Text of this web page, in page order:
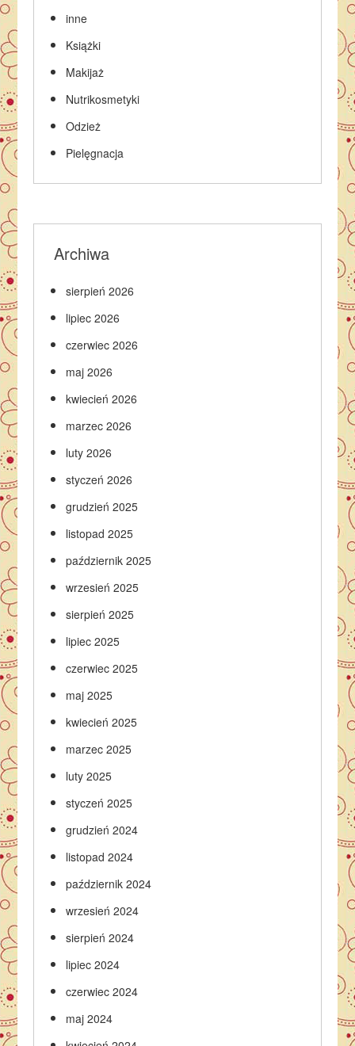
inne
Książki
Makijaż
Nutrikosmetyki
Odzież
Pielęgnacja
Archiwa
sierpień 2026
lipiec 2026
czerwiec 2026
maj 2026
kwiecień 2026
marzec 2026
luty 2026
styczeń 2026
grudzień 2025
listopad 2025
październik 2025
wrzesień 2025
sierpień 2025
lipiec 2025
czerwiec 2025
maj 2025
kwiecień 2025
marzec 2025
luty 2025
styczeń 2025
grudzień 2024
listopad 2024
październik 2024
wrzesień 2024
sierpień 2024
lipiec 2024
czerwiec 2024
maj 2024